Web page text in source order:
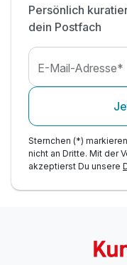
Tageszeitung
Persönlich
dein Postfach
E-Mail-Adresse*
Sternchen (*)
nicht an Dritte. Mit der
akzeptierst Du unsere